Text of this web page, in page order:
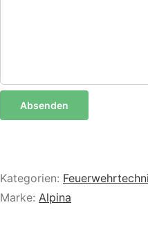
Kategorien:
Marke: Alpina